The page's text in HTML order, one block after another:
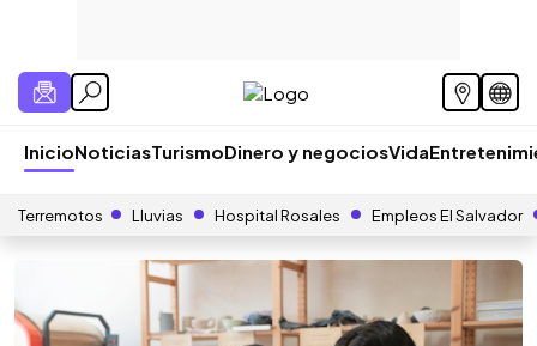
InicioNoticiasTurismoDinero y negociosVida
Terremotos Lluvias Hospital Rosales Empleos El Salvador